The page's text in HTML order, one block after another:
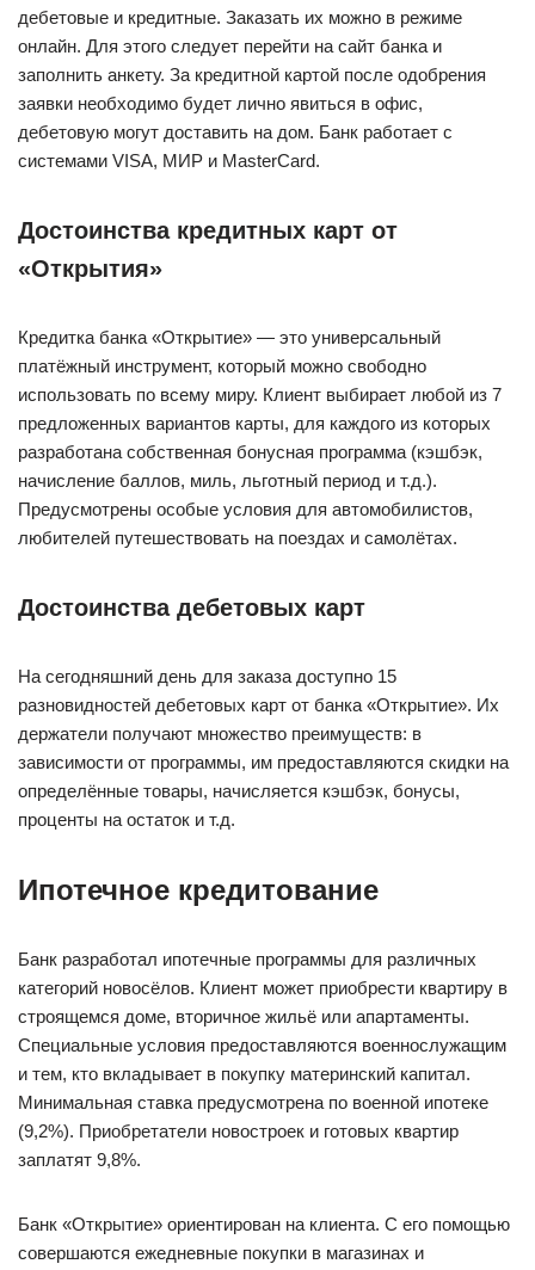
дебетовые и кредитные. Заказать их можно в режиме
онлайн. Для этого следует перейти на сайт банка и
заполнить анкету. За кредитной картой после одобрения
заявки необходимо будет лично явиться в офис,
дебетовую могут доставить на дом. Банк работает с
системами VISA, МИР и MasterCard.
Достоинства кредитных карт от
«Открытия»
Кредитка банка «Открытие» — это универсальный
платёжный инструмент, который можно свободно
использовать по всему миру. Клиент выбирает любой из 7
предложенных вариантов карты, для каждого из которых
разработана собственная бонусная программа (кэшбэк,
начисление баллов, миль, льготный период и т.д.).
Предусмотрены особые условия для автомобилистов,
любителей путешествовать на поездах и самолётах.
Достоинства дебетовых карт
На сегодняшний день для заказа доступно 15
разновидностей дебетовых карт от банка «Открытие». Их
держатели получают множество преимуществ: в
зависимости от программы, им предоставляются скидки на
определённые товары, начисляется кэшбэк, бонусы,
проценты на остаток и т.д.
Ипотечное кредитование
Банк разработал ипотечные программы для различных
категорий новосёлов. Клиент может приобрести квартиру в
строящемся доме, вторичное жильё или апартаменты.
Специальные условия предоставляются военнослужащим
и тем, кто вкладывает в покупку материнский капитал.
Минимальная ставка предусмотрена по военной ипотеке
(9,2%). Приобретатели новостроек и готовых квартир
заплатят 9,8%.
Банк «Открытие» ориентирован на клиента. С его помощью
совершаются ежедневные покупки в магазинах и